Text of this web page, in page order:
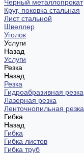
Черный металлопрокат
Круг, поковка стальная
Лист стальной
Швеллер
Уголок
Услуги
Назад
Услуги
Резка
Назад
Резка
Гидроабразивная резка
Лазерная резка
Ленточнопильная резка
Гибка
Назад
Гибка
Гибка листов
Гибка труб